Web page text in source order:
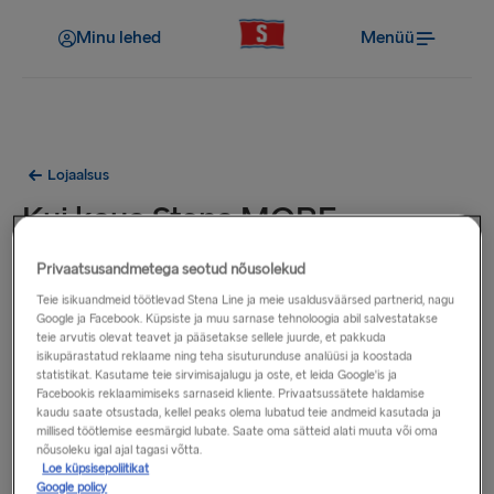
Minu lehed Menüü
Lojaalsus
Kui kaua Stena MORE
püsikliendiprogrammi
liikmesus kehtib?
Blue staatus ei aegu, kui te ei otsusta püsikliendiprogrammist
lahkuda.
Gold staatus kehtib 12 kuud ning pikeneb, kui olete teeninud
selle 12 kuu jooksul 15 000 punkti.
Privaatsusandmetega seotud nõusolekud
Teie isikuandmeid töötlevad Stena Line ja meie usaldusväärsed partnerid, nagu
Google ja Facebook. Küpsiste ja muu sarnase tehnoloogia abil salvestatakse
teie arvutis olevat teavet ja pääsetakse sellele juurde, et pakkuda
isikupärastatud reklaame ning teha sisuturunduse analüüsi ja koostada
statistikat. Kasutame teie sirvimisajalugu ja oste, et leida Google'is ja
Facebookis reklaamimiseks sarnaseid kliente. Privaatsussätete haldamise
kaudu saate otsustada, kellel peaks olema lubatud teie andmeid kasutada ja
millised töötlemise eesmärgid lubate. Saate oma sätteid alati muuta või oma
nõusoleku igal ajal tagasi võtta.
Loe küpsisepoliitikat
Google policy